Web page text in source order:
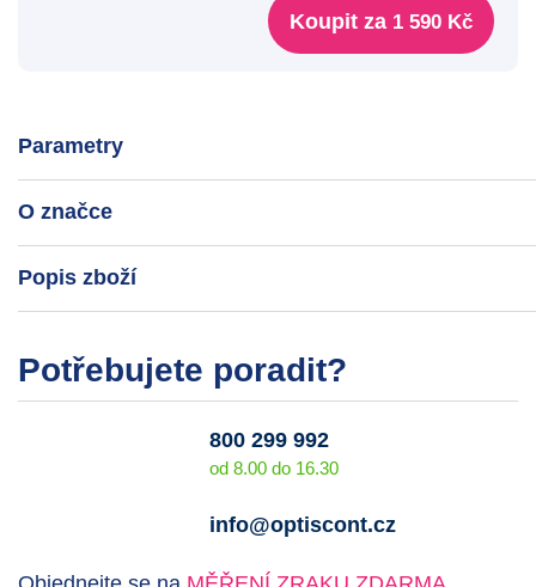
Koupit za 1 590 Kč
Parametry
O značce
Popis zboží
Potřebujete poradit?
800 299 992
od 8.00 do 16.30
info@optiscont.cz